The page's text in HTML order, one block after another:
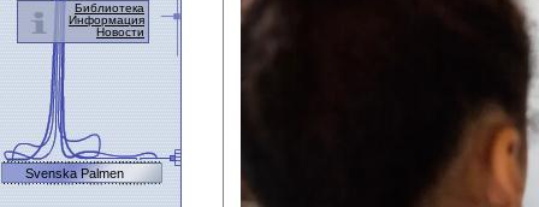
Библиотека
Информация
Новости
Svenska Palmen